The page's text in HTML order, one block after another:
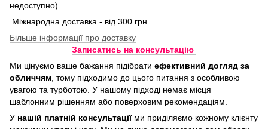
недоступно)
Міжнародна доставка - від 300 грн.
Більше інформації про доставку
Записатись на консультацію
Ми цінуємо ваше бажання підібрати ефективний догляд за
обличчям, тому підходимо до цього питання з особливою
увагою та турботою. У нашому підході немає місця
шаблонним рішенням або поверховим рекомендаціям.
У нашій платній консультаціїми приділяємо кожному клієнту